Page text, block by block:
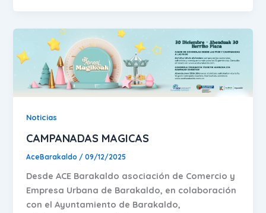
Noticias
CAMPANADAS MAGICAS
AceBarakaldo /09/12/2025
Desde ACE Barakaldo asociación de Comercio y
Empresa Urbana de Barakaldo, en colaboración
con el Ayuntamiento de Barakaldo,